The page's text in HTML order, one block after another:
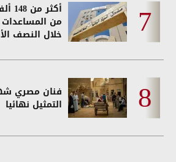
من المساعدات
خلال النصف
فنان مصري
التمثيل نهائيا